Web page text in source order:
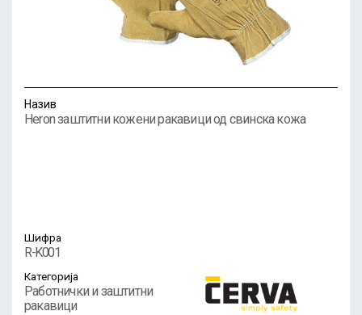
Назив
Heron заштитни кожени ракавици од свинска кожа
Шифра
R-K001
Категорија
Работнички и заштитни
ракавици